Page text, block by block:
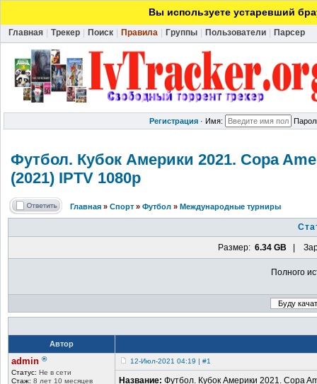
Вы используете устаревший
Главная Трекер Поиск Правила Группы Пользователи Парсер
Регистрация · Имя:
Футбол. Кубок Америки 2021. Copa
(2021) IPTV 1080р
Главная » Спорт » Футбол » Международные турниры
Размер: 6.34 GB |
Полного
Автор
admin ®
Статус: Не в сети
Стаж: 8 лет 10 месяцев
12-Июл-2021 04:19 | #1
Название: Футбол. Кубок Америки 2021. Copa